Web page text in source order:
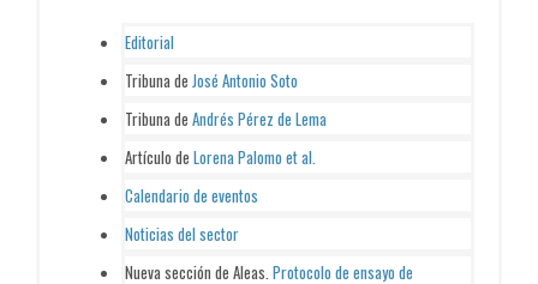
Editorial
Tribuna de José Antonio Soto
Tribuna de Andrés Pérez de Lema
Artículo de Lorena Palomo et al.
Calendario de eventos
Noticias del sector
Nueva sección de Aleas. Protocolo de ensayo de